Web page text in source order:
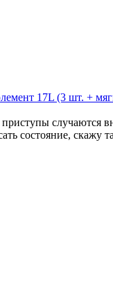
17L (3 шт. +
приступы
состояние, скажу